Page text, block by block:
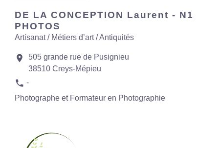
DE LA CONCEPTION Laurent - N1
PHOTOS
Artisanat / Métiers d’art / Antiquités
location_on
505 grande rue de Pusignieu
38510 Creys-Mépieu
phone -
Photographe et Formateur en Photographie